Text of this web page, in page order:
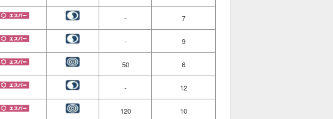
- 7
- 9
50 6
- 12
120 10